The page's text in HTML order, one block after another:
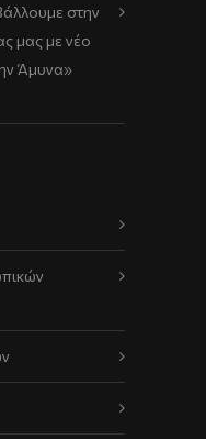
στην
μας με νέο
Άμυνα»